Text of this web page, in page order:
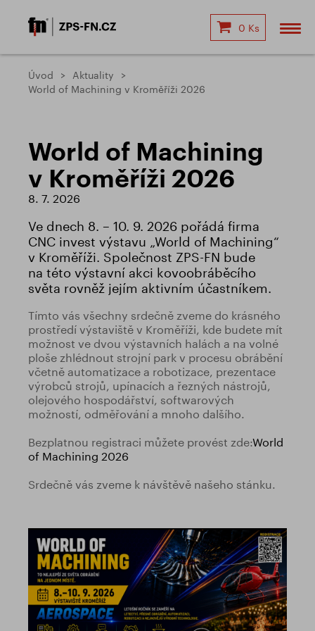
0 Ks
Úvod
Aktuality
World of Machining v Kroměříži 2026
World of Machining
v Kroměříži 2026
8. 7. 2026
Ve dnech 8. – 10. 9. 2026 pořádá firma
CNC invest výstavu „World of Machining“
v Kroměříži. Společnost ZPS-FN bude
na této výstavní akci kovoobráběcího
světa rovněž jejím aktivním účastníkem.
Tímto vás všechny srdečně zveme do krásného
prostředí výstaviště v Kroměříži, kde budete mít
možnost ve dvou výstavních halách a na volné
ploše zhlédnout strojní park v procesu obrábění
včetně automatizace a robotizace, prezentace
výrobců strojů, upínacích a řezných nástrojů,
olejového hospodářství, softwarových
možností, odměřování a mnoho dalšího.
Bezplatnou registraci můžete provést zde:World
of Machining 2026
Srdečně vás zveme k návštěvě našeho stánku.